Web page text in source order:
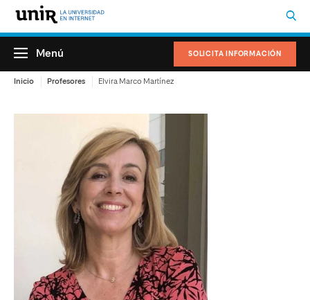
SOLICITA INFORMACIÓN
Menú
Inicio Profesores Elvira Marco Martínez